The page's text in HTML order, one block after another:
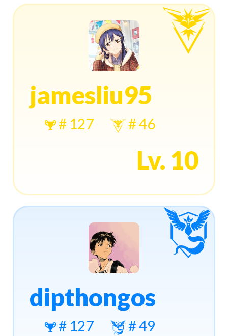
jamesliu95
# 127 # 46
Lv. 10
dipthongos
# 127 # 49